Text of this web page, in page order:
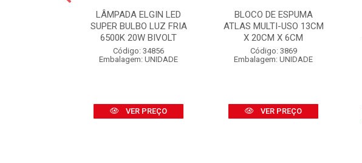
LÂMPADA ELGIN LED
SUPER BULBO LUZ FRIA
6500K 20W BIVOLT
Código: 34856
Embalagem: UNIDADE
VER PREÇO
BLOCO DE ESPUMA
ATLAS MULTI-USO 13CM
X 20CM X 6CM
Código: 3869
Embalagem: UNIDADE
VER PREÇO